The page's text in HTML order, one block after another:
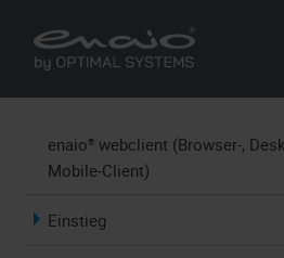
enaio® webclient (Browser-,
Mobile-Client)
Einstieg